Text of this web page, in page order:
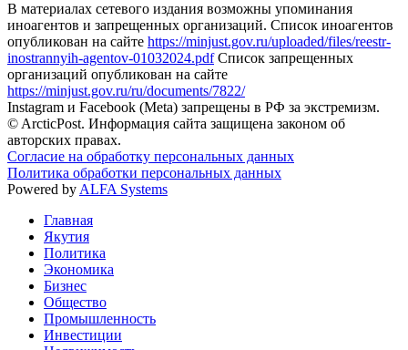
В материалах сетевого издания возможны упоминания
иноагентов и запрещенных организаций. Список иноагентов
опубликован на сайте https://minjust.gov.ru/uploaded/files/reestr-
inostrannyih-agentov-01032024.pdfСписок запрещенных
организаций опубликован на сайте
https://minjust.gov.ru/ru/documents/7822/
Instagram и Facebook (Metа) запрещены в РФ за экстремизм.
© ArcticPost. Информация сайта защищена законом об
авторских правах.
Согласие на обработку персональных данных
Политика обработки персональных данных
Powered by ALFA Systems
Главная
Якутия
Политика
Экономика
Бизнес
Общество
Промышленность
Инвестиции